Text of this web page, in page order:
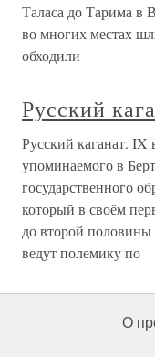
Таласа до Тарима в
во многих местах
обходили
Русский
Русский каганат. IX
упоминаемого в
государственного
который в своём
до второй
ведут полемику по
О